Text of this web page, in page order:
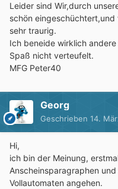
Leider sind Wir,durch
schön
sehr traurig.
Ich beneide wirklich
Spaß nicht verteufelt.
MFG Peter40
Georg
Geschrieben 14.
Hi,
ich bin der Meinung,
Anscheinsparagraphen
Vollautomaten angehen.